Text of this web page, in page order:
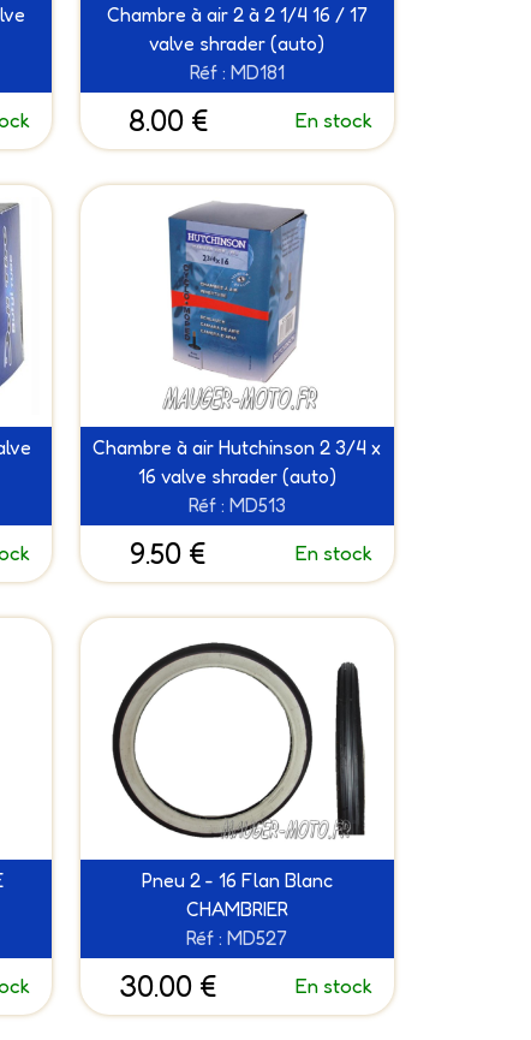
Chambre à air 2 à 2 1/4 16 / 17
valve shrader (auto)
Réf : MD181
8.00 € En stock
Chambre à air Hutchinson 2 3/4 x
16 valve shrader (auto)
Réf : MD513
9.50 € En stock
Pneu 2 - 16 Flan Blanc
CHAMBRIER
Réf : MD527
30.00 € En stock